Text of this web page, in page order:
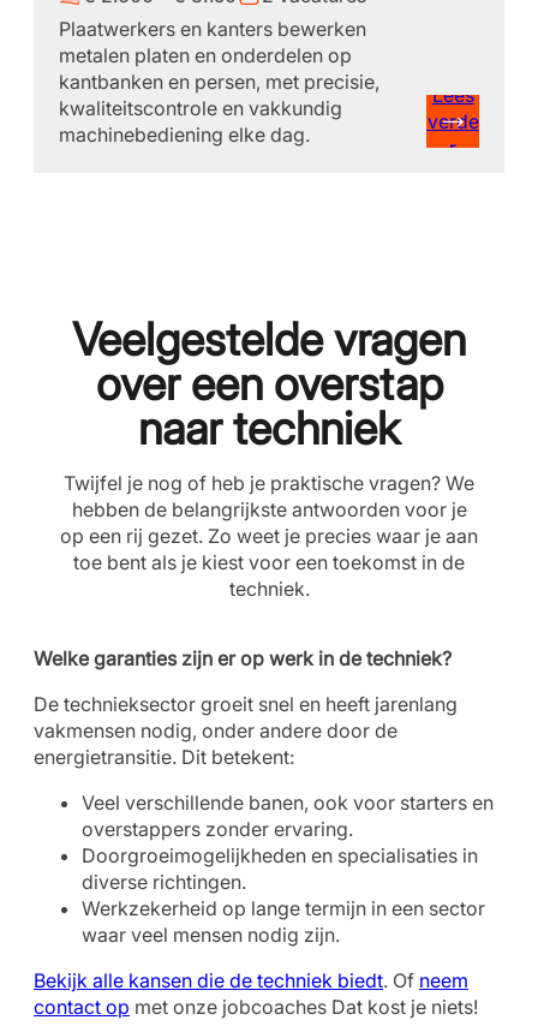
Plaatwerkers en kanters bewerken
metalen platen en onderdelen op
kantbanken en persen, met precisie,
kwaliteitscontrole en vakkundig
machinebediening elke dag.
Lees
verde
r
Veelgestelde vragen
over een overstap
naar techniek
Twijfel je nog of heb je praktische vragen? We
hebben de belangrijkste antwoorden voor je
op een rij gezet. Zo weet je precies waar je aan
toe bent als je kiest voor een toekomst in de
techniek.
Welke garanties zijn er op werk in de techniek?
De technieksector groeit snel en heeft jarenlang
vakmensen nodig, onder andere door de
energietransitie. Dit betekent:
Veel verschillende banen, ook voor starters en
overstappers zonder ervaring.
Doorgroeimogelijkheden en specialisaties in
diverse richtingen.
Werkzekerheid op lange termijn in een sector
waar veel mensen nodig zijn.
Bekijk alle kansen die de techniek biedt. Of neem
contact op met onze jobcoaches Dat kost je niets!